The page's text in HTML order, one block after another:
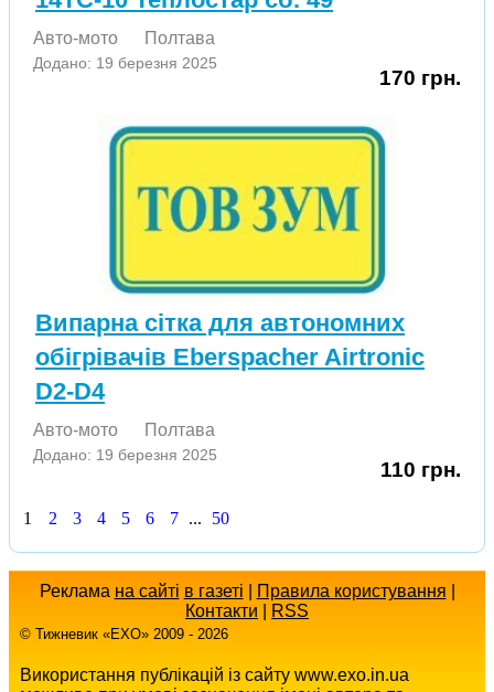
Авто-мото Полтава
Додано: 19 березня 2025
170 грн.
Випарна сітка для автономних
обігрівачів Eberspacher Airtronic
D2-D4
Авто-мото Полтава
Додано: 19 березня 2025
110 грн.
1 2 3 4 5 6 7 ... 50
Реклама на сайті в газеті Правила користування
Контакти
RSS
© Тижневик «EХO» 2009 - 2026
Використання публікацій із сайту www.exo.in.ua